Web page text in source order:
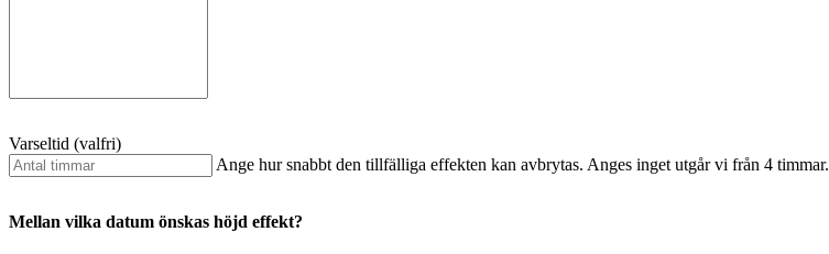
Varseltid (valfri)
Ange hur snabbt den tillfälliga effekten kan avbrytas. Anges inget utgår vi från 4 timmar.
Mellan vilka datum önskas höjd effekt?